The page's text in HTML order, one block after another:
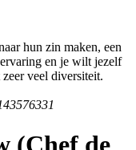
hun zin maken, een
en je wilt jezelf
veel diversiteit.
(Chef de